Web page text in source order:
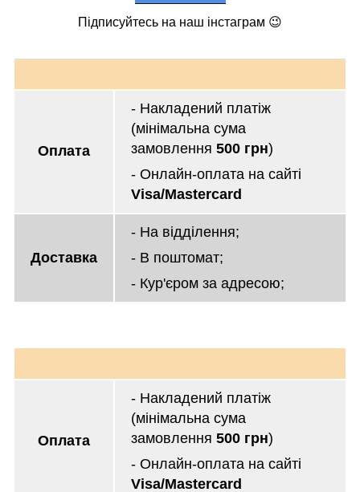
Підписуйтесь на наш інстаграм 😉
Оплата
- Накладений платіж
(мінімальна сума
замовлення 500 грн)
- Онлайн-оплата на сайті
Visa/Mastercard
Доставка
- На відділення;
- В поштомат;
- Кур'єром за адресою;
Оплата
- Накладений платіж
(мінімальна сума
замовлення 500 грн)
- Онлайн-оплата на сайті
Visa/Mastercard